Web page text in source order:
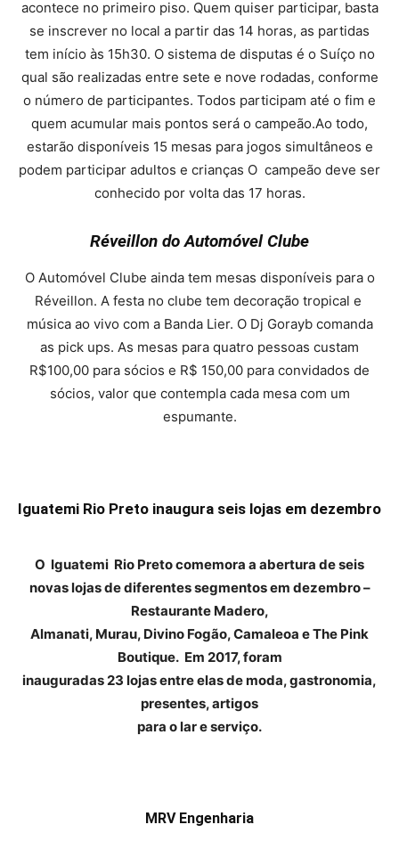
acontece no primeiro piso. Quem quiser participar, basta
se inscrever no local a partir das 14 horas, as partidas
tem início às 15h30. O sistema de disputas é o Suíço no
qual são realizadas entre sete e nove rodadas, conforme
o número de participantes. Todos participam até o fim e
quem acumular mais pontos será o campeão.Ao todo,
estarão disponíveis 15 mesas para jogos simultâneos e
podem participar adultos e crianças O campeão deve ser
conhecido por volta das 17 horas.
Réveillon do Automóvel Clube
O Automóvel Clube ainda tem mesas disponíveis para o
Réveillon. A festa no clube tem decoração tropical e
música ao vivo com a Banda Lier. O Dj Gorayb comanda
as pick ups. As mesas para quatro pessoas custam
R$100,00 para sócios e R$ 150,00 para convidados de
sócios, valor que contempla cada mesa com um
espumante.
Iguatemi Rio Preto inaugura seis lojas em dezembro
O Iguatemi Rio Preto comemora a abertura de seis
novas lojas de diferentes segmentos em dezembro –
Restaurante Madero,
Almanati, Murau, Divino Fogão, Camaleoa e The Pink
Boutique. Em 2017, foram
inauguradas 23 lojas entre elas de moda, gastronomia,
presentes, artigos
para o lar e serviço.
MRV Engenharia